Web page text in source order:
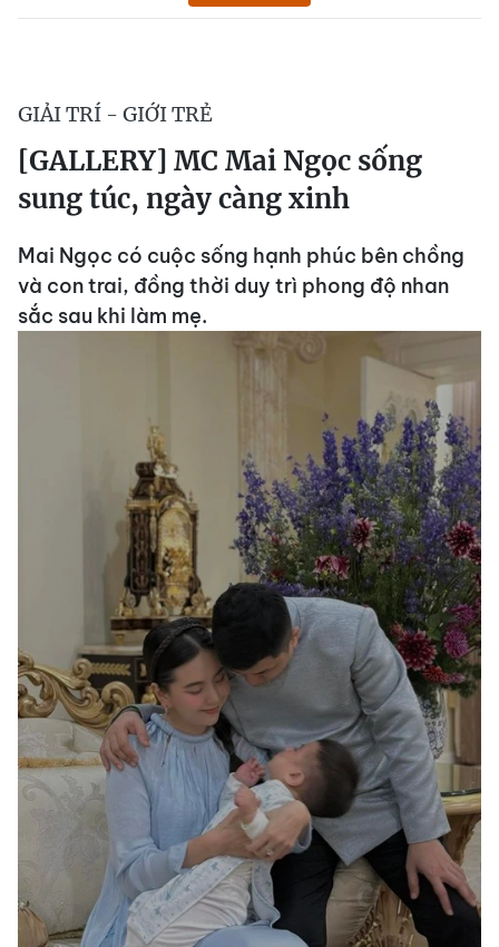
GIẢI TRÍ - GIỚI TRẺ
[GALLERY] MC Mai Ngọc sống
sung túc, ngày càng xinh
Mai Ngọc có cuộc sống hạnh phúc bên chồng
và con trai, đồng thời duy trì phong độ nhan
sắc sau khi làm mẹ.